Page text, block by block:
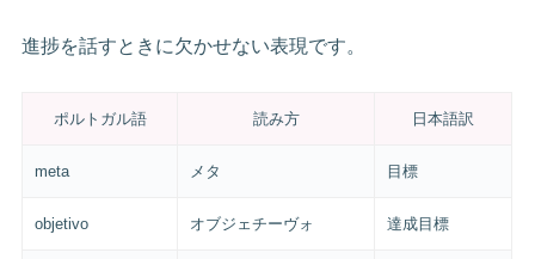
進捗を話すときに欠かせない表現です。
ポルトガル語 読み方 日本語訳
meta メタ 目標
objetivo オブジェチーヴォ 達成目標